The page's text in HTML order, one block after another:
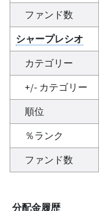
ファンド数
シャープレシオ
カテゴリー
+/- カテゴリー
順位
％ランク
ファンド数
分配金履歴